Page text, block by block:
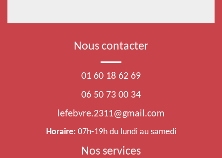
Nous contacter
01 60 18 62 69
06 50 73 00 34
lefebvre.2311@gmail.com
Horaire: 07h-19h du lundi au samedi
Nos services